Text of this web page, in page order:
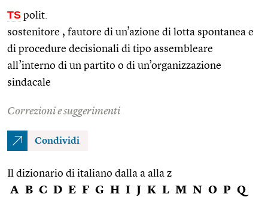
TS polit.
sostenitore , fautore di un’azione di lotta spontanea e
di procedure decisionali di tipo assembleare
all’interno di un partito o di un’organizzazione
sindacale
Correzioni e suggerimenti
Condividi
Il dizionario di italiano dalla a alla z
A B C D E F G H I J K L M N O P Q